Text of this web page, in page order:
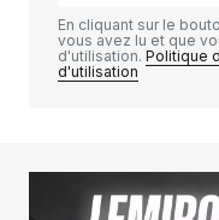
En cliquant sur le
vous avez lu et que
d'utilisation. Politique
d'utilisation